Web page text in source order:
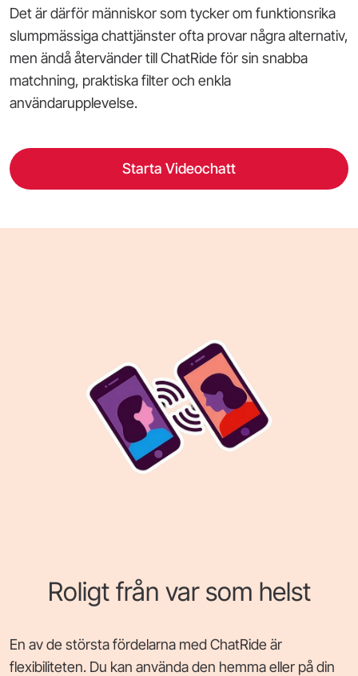
Det är därför människor som tycker om funktionsrika
slumpmässiga chattjänster ofta provar några alternativ,
men ändå återvänder till ChatRide för sin snabba
matchning, praktiska filter och enkla
användarupplevelse.
Starta Videochatt
Roligt från var som helst
En av de största fördelarna med ChatRide är
flexibiliteten. Du kan använda den hemma eller på din